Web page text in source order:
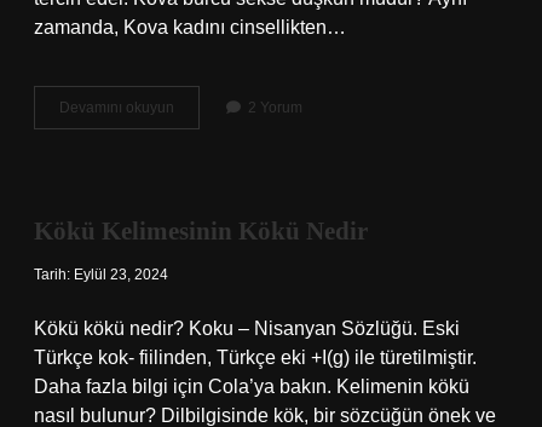
zamanda, Kova kadını cinsellikten…
Devamını okuyun
Burcu
2 Yorum
Kökü Kelimesinin Kökü Nedir
Tarih: Eylül 23, 2024
Kökü kökü nedir? Koku – Nisanyan Sözlüğü. Eski
Türkçe kok- fiilinden, Türkçe eki +I(g) ile türetilmiştir.
Daha fazla bilgi için Cola’ya bakın. Kelimenin kökü
nasıl bulunur? Dilbilgisinde kök, bir sözcüğün önek ve